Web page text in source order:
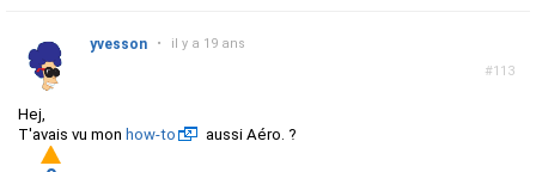
#113
yvesson • il y a 19 ans
Hej,
T'avais vu mon how-to aussi Aéro. ?